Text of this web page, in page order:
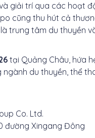
giải trí qua các hoạt
cũng thu hút cả
trung tâm du thuyền
tại Quảng Châu, hứa
du thuyền, thể
Co. Ltd.
đường Xingang Đông